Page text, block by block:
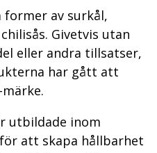
former av surkål,
Givetvis utan
eller andra tillsatser,
har gått att
utbildade inom
att skapa hållbarhet